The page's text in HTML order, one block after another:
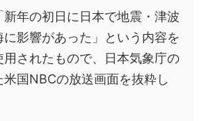
新年の初日に日本で地震・津波
影響があった」という内容を
されたもので、日本気象庁の
国NBCの放送画面を抜粋し